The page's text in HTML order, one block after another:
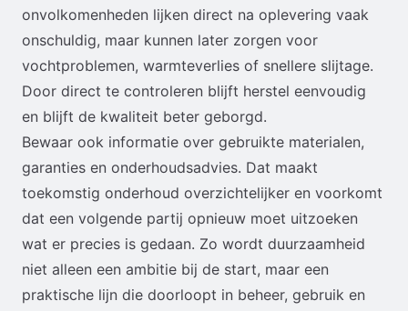
onvolkomenheden lijken direct na oplevering vaak
onschuldig, maar kunnen later zorgen voor
vochtproblemen, warmteverlies of snellere slijtage.
Door direct te controleren blijft herstel eenvoudig
en blijft de kwaliteit beter geborgd.
Bewaar ook informatie over gebruikte materialen,
garanties en onderhoudsadvies. Dat maakt
toekomstig onderhoud overzichtelijker en voorkomt
dat een volgende partij opnieuw moet uitzoeken
wat er precies is gedaan. Zo wordt duurzaamheid
niet alleen een ambitie bij de start, maar een
praktische lijn die doorloopt in beheer, gebruik en